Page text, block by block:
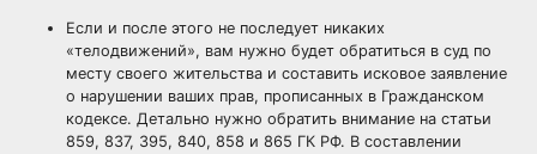
Если и после этого не последует никаких
«телодвижений», вам нужно будет обратиться в суд по
месту своего жительства и составить исковое заявление
о нарушении ваших прав, прописанных в Гражданском
кодексе. Детально нужно обратить внимание на статьи
859, 837, 395, 840, 858 и 865 ГК РФ. В составлении